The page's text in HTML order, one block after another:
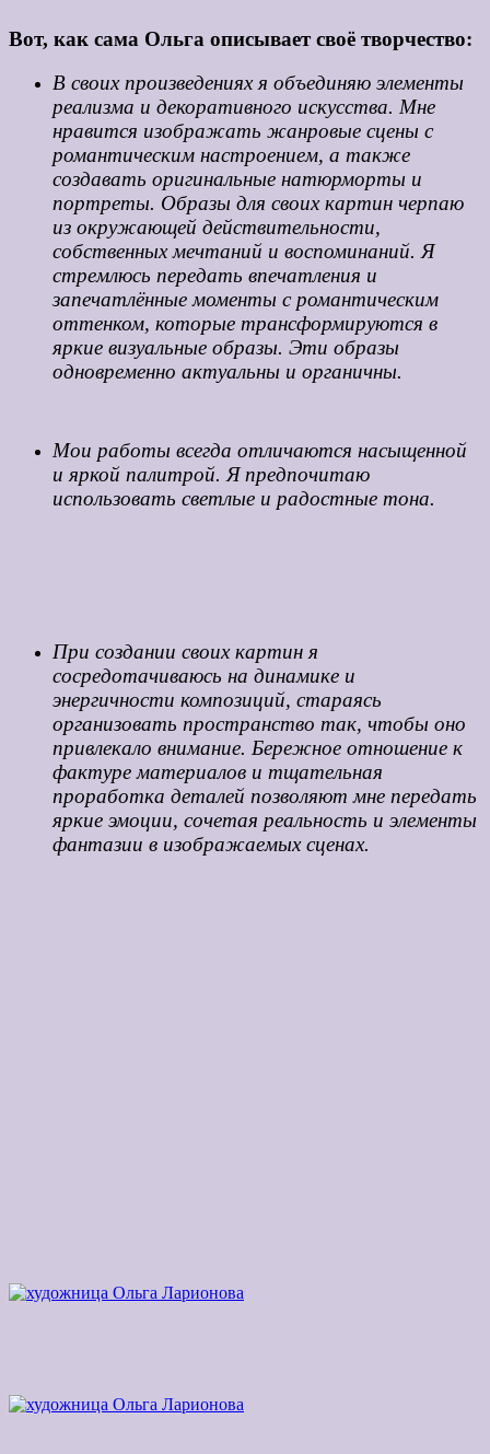
Вот, как сама Ольга описывает своё творчество:
В своих произведениях я объединяю элементы
реализма и декоративного искусства. Мне
нравится изображать жанровые сцены с
романтическим настроением, а также
создавать оригинальные натюрморты и
портреты. Образы для своих картин черпаю
из окружающей действительности,
собственных мечтаний и воспоминаний. Я
стремлюсь передать впечатления и
запечатлённые моменты с романтическим
оттенком, которые трансформируются в
яркие визуальные образы. Эти образы
одновременно актуальны и органичны.
Мои работы всегда отличаются насыщенной
и яркой палитрой. Я предпочитаю
использовать светлые и радостные тона.
При создании своих картин я
сосредотачиваюсь на динамике и
энергичности композиций, стараясь
организовать пространство так, чтобы оно
привлекало внимание. Бережное отношение к
фактуре материалов и тщательная
проработка деталей позволяют мне передать
яркие эмоции, сочетая реальность и элементы
фантазии в изображаемых сценах.